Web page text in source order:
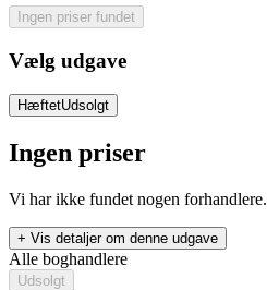
Ingen priser fundet
Vælg udgave
HæftetUdsolgt
Ingen priser
Vi har ikke fundet nogen forhandlere.
+ Vis detaljer om denne udgave
Alle boghandlere
Udsolgt